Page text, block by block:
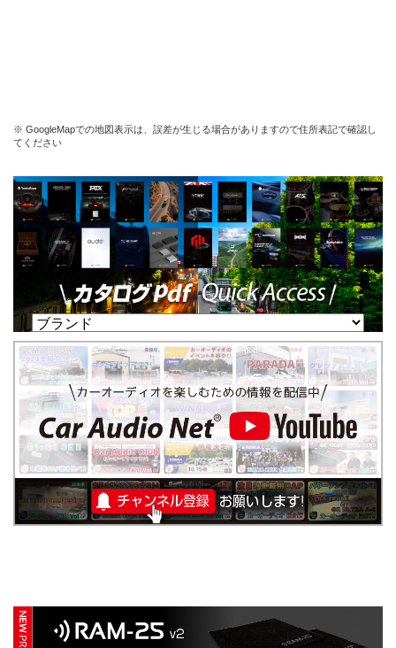
※ GoogleMapでの地図表示は、誤差が生じる場合がありますので住所表記で確認し
てください